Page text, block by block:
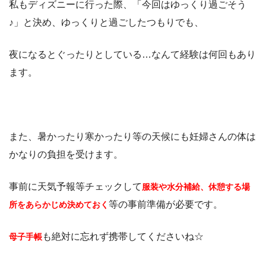
私もディズニーに行った際、「今回はゆっくり過ごそう
♪」と決め、ゆっくりと過ごしたつもりでも、
夜になるとぐったりとしている…なんて経験は何回もあり
ます。
また、暑かったり寒かったり等の天候にも妊婦さんの体は
かなりの負担を受けます。
事前に天気予報等チェックして服装や水分補給、休憩する場
所をあらかじめ決めておく 等の事前準備が必要です。
母子手帳も絶対に忘れず携帯してくださいね☆